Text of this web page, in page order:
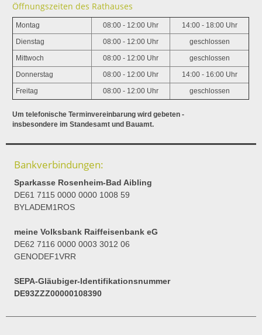
Öffnungszeiten des Rathauses
Montag 08:00 - 12:00 Uhr 14:00 - 18:00 Uhr
Dienstag 08:00 - 12:00 Uhr geschlossen
Mittwoch 08:00 - 12:00 Uhr geschlossen
Donnerstag 08:00 - 12:00 Uhr 14:00 - 16:00 Uhr
Freitag 08:00 - 12:00 Uhr geschlossen
Um telefonische Terminvereinbarung wird gebeten -
insbesondere im Standesamt und Bauamt.
Bankverbindungen:
Sparkasse Rosenheim-Bad Aibling
DE61 7115 0000 0000 1008 59
BYLADEM1ROS
meine Volksbank Raiffeisenbank eG
DE62 7116 0000 0003 3012 06
GENODEF1VRR
SEPA-Gläubiger-Identifikationsnummer
DE93ZZZ00000108390